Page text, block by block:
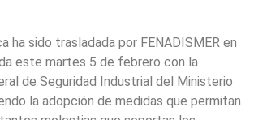
ha sido trasladada por FENADISMER en
este martes 5 de febrero con la
de Seguridad Industrial del Ministerio
la adopción de medidas que permitan